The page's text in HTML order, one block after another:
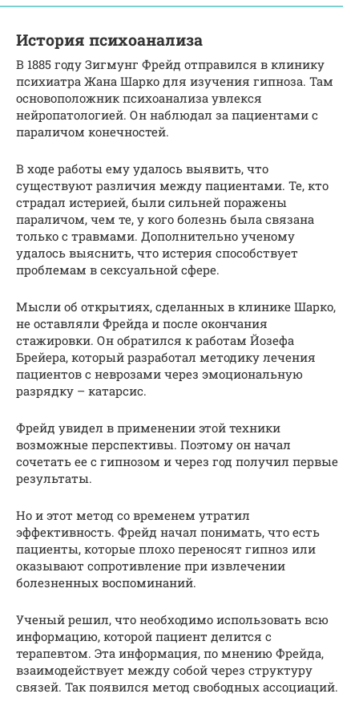
История психоанализа
В 1885 году Зигмунг Фрейд отправился в клинику
психиатра Жана Шарко для изучения гипноза. Там
основоположник психоанализа увлекся
нейропатологией. Он наблюдал за пациентами с
параличом конечностей.
В ходе работы ему удалось выявить, что
существуют различия между пациентами. Те, кто
страдал истерией, были сильней поражены
параличом, чем те, у кого болезнь была связана
только с травмами. Дополнительно ученому
удалось выяснить, что истерия способствует
проблемам в сексуальной сфере.
Мысли об открытиях, сделанных в клинике Шарко,
не оставляли Фрейда и после окончания
стажировки. Он обратился к работам Йозефа
Брейера, который разработал методику лечения
пациентов с неврозами через эмоциональную
разрядку – катарсис.
Фрейд увидел в применении этой техники
возможные перспективы. Поэтому он начал
сочетать ее с гипнозом и через год получил первые
результаты.
Но и этот метод со временем утратил
эффективность. Фрейд начал понимать, что есть
пациенты, которые плохо переносят гипноз или
оказывают сопротивление при извлечении
болезненных воспоминаний.
Ученый решил, что необходимо использовать всю
информацию, которой пациент делится с
терапевтом. Эта информация, по мнению Фрейда,
взаимодействует между собой через структуру
связей. Так появился метод свободных ассоциаций.